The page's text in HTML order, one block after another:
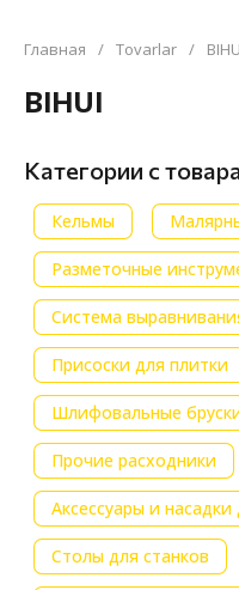
Главная / Tovarlar /
BIHUI
Категории с
Кельмы
Разметочные
Система
Присоски для плитки
Шлифовальные
Прочие расходники
Аксессуары и
Столы для станков